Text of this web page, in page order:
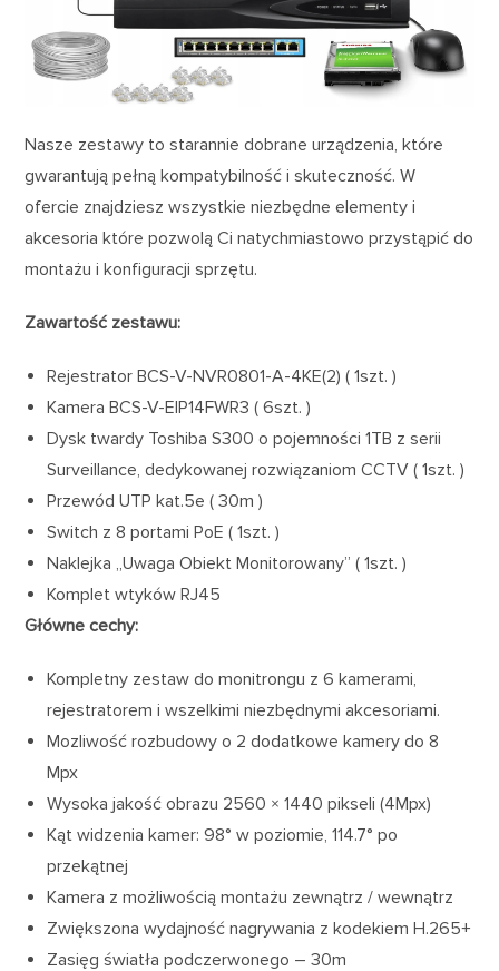
Nasze zestawy to starannie dobrane urządzenia, które
gwarantują pełną kompatybilność i skuteczność. W
ofercie znajdziesz wszystkie niezbędne elementy i
akcesoria które pozwolą Ci natychmiastowo przystąpić do
montażu i konfiguracji sprzętu.
Zawartość zestawu:
Rejestrator BCS-V-NVR0801-A-4KE(2) ( 1szt. )
Kamera BCS-V-EIP14FWR3 ( 6szt. )
Dysk twardy Toshiba S300 o pojemności 1TB z serii
Surveillance, dedykowanej rozwiązaniom CCTV ( 1szt. )
Przewód UTP kat.5e ( 30m )
Switch z 8 portami PoE ( 1szt. )
Naklejka „Uwaga Obiekt Monitorowany” ( 1szt. )
Komplet wtyków RJ45
Główne cechy:
Kompletny zestaw do monitrongu z 6 kamerami,
rejestratorem i wszelkimi niezbędnymi akcesoriami.
Mozliwość rozbudowy o 2 dodatkowe kamery do 8
Mpx
Wysoka jakość obrazu 2560 × 1440 pikseli (4Mpx)
Kąt widzenia kamer: 98° w poziomie, 114.7° po
przekątnej
Kamera z możliwością montażu zewnątrz / wewnątrz
Zwiększona wydajność nagrywania z kodekiem H.265+
Zasięg światła podczerwonego – 30m